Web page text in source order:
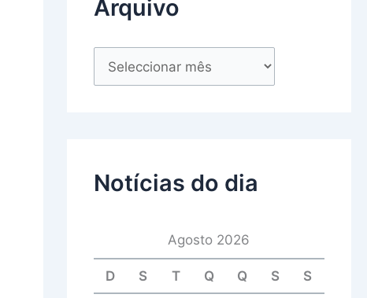
Arquivo
Notícias do dia
Agosto 2026
D S T Q Q S S